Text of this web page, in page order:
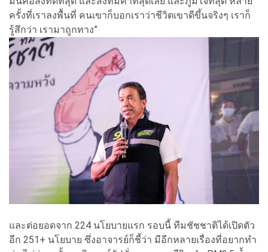
ครั้งที่เราลงพื้นที่ คนเขาก็บอกเราว่าชีวิตเขาดีขึ้นจริงๆ เราก็
รู้สึกว่า เรามาถูกทาง”
และต่อยอดจาก 224 นโยบายแรก รอบนี้ ทีมชัชชาติได้เปิดตัว
อีก 251+ นโยบาย ซึ่งอาจารย์ก็ชี้ว่า มีอีกหลายเรื่องที่อยากทำ